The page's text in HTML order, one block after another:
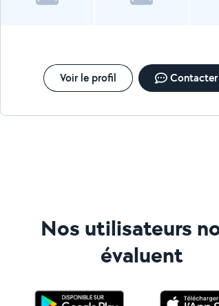
Voir le profil Contacter
Nos utilisateurs
évaluent